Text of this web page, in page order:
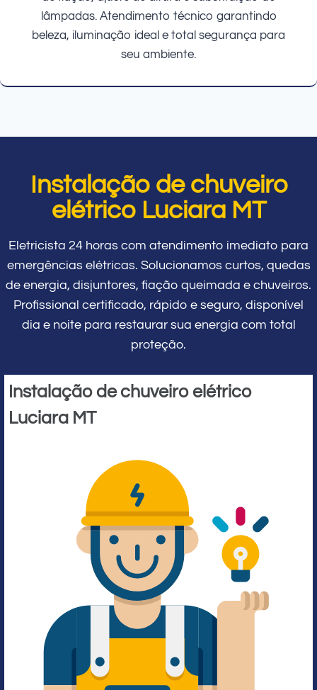
lâmpadas. Atendimento técnico garantindo
beleza, iluminação ideal e total segurança para
seu ambiente.
Instalação de chuveiro
elétrico Luciara MT
Eletricista 24 horas com atendimento imediato para
emergências elétricas. Solucionamos curtos, quedas
de energia, disjuntores, fiação queimada e chuveiros.
Profissional certificado, rápido e seguro, disponível
dia e noite para restaurar sua energia com total
proteção.
Instalação de chuveiro elétrico
Luciara MT